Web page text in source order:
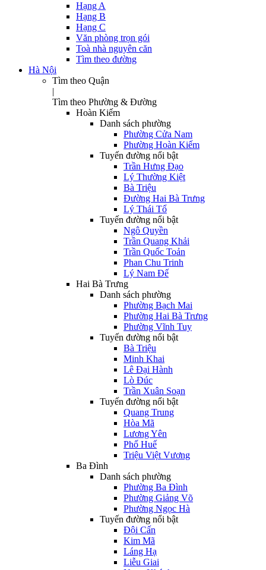
Hạng A
Hạng B
Hạng C
Văn phòng trọn gói
Toà nhà nguyên căn
Tìm theo đường
Hà Nội
Tìm theo Quận
|
Tìm theo Phường & Đường
Hoàn Kiếm
Danh sách phường
Phường Cửa Nam
Phường Hoàn Kiếm
Tuyến đường nổi bật
Trần Hưng Đạo
Lý Thường Kiệt
Bà Triệu
Đường Hai Bà Trưng
Lý Thái Tổ
Tuyến đường nổi bật
Ngô Quyền
Trần Quang Khải
Trần Quốc Toản
Phan Chu Trinh
Lý Nam Đế
Hai Bà Trưng
Danh sách phường
Phường Bạch Mai
Phường Hai Bà Trưng
Phường Vĩnh Tuy
Tuyến đường nổi bật
Bà Triệu
Minh Khai
Lê Đại Hành
Lò Đúc
Trần Xuân Soạn
Tuyến đường nổi bật
Quang Trung
Hòa Mã
Lương Yên
Phố Huế
Triệu Việt Vương
Ba Đình
Danh sách phường
Phường Ba Đình
Phường Giảng Võ
Phường Ngọc Hà
Tuyến đường nổi bật
Đội Cấn
Kim Mã
Láng Hạ
Liễu Giai